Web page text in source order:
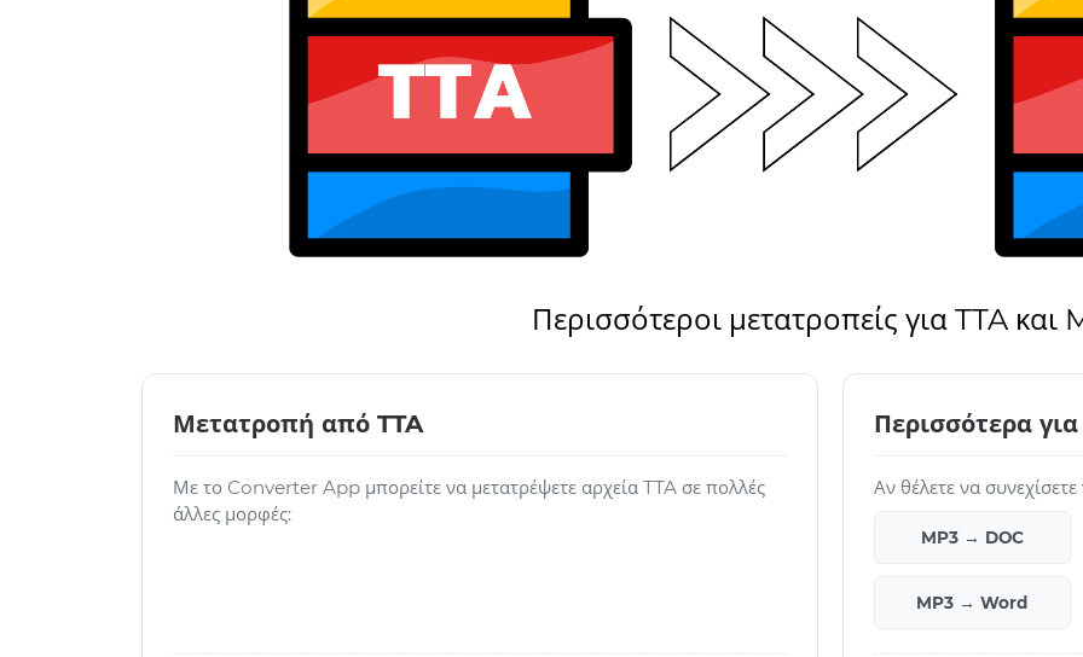
Περισσότεροι μετατροπείς για TTA και
Μετατροπή από TTA
Με το Converter App μπορείτε να μετατρέψετε αρχεία TTA σε πολλές
άλλες μορφές:
Περισσότερα
Αν θέλετε να
MP3 → DOC
MP3 → Word